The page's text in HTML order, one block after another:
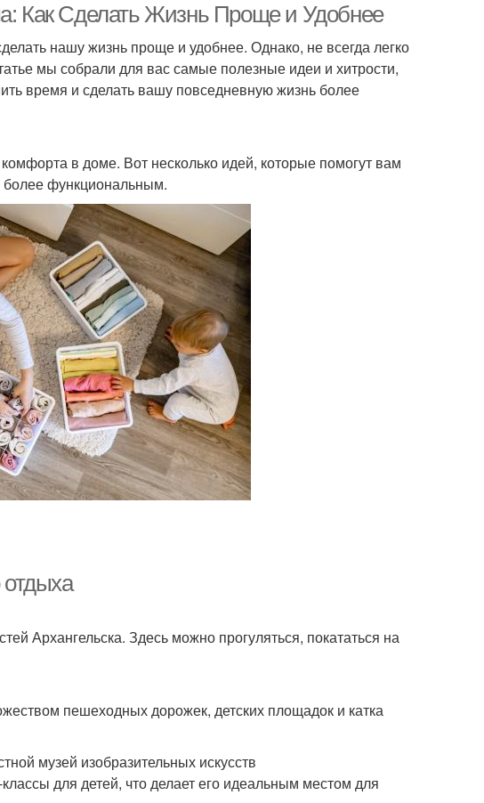
Как Сделать Жизнь Проще и Удобнее
нашу жизнь проще и удобнее. Однако, не всегда легко
мы собрали для вас самые полезные идеи и хитрости,
время и сделать вашу повседневную жизнь более
в доме. Вот несколько идей, которые помогут вам
более функциональным.
отдыха
Архангельска. Здесь можно прогуляться, покататься на
пешеходных дорожек, детских площадок и катка
музей изобразительных искусств
для детей, что делает его идеальным местом для